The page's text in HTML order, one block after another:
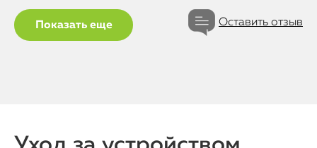
Показать еще Оставить отзыв